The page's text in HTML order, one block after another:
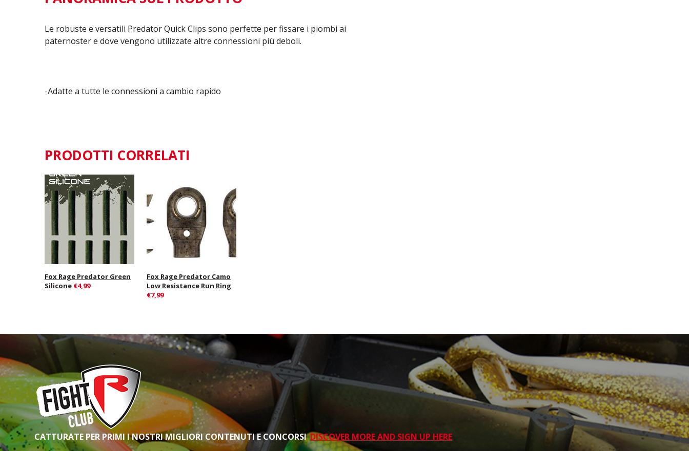
Le robuste e versatili Predator Quick Clips sono perfette per fissare i piombi ai
paternoster e dove vengono utilizzate altre connessioni più deboli.
-Adatte a tutte le connessioni a cambio rapido
PRODOTTI CORRELATI
Fox Rage Predator Green
Silicone €4,99
Fox Rage Predator Camo
Low Resistance Run Ring
€7,99
CATTURATE PER PRIMI I NOSTRI MIGLIORI CONTENUTI E CONCORSIDISCOVER MORE AND SIGN UP HERE